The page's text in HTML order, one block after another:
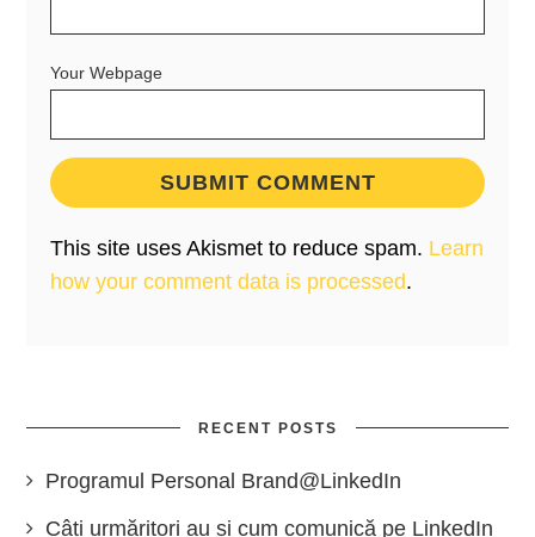
Your Webpage
This site uses Akismet to reduce spam. Learn
how your comment data is processed.
RECENT POSTS
Programul Personal Brand@LinkedIn
Câți urmăritori au și cum comunică pe LinkedIn